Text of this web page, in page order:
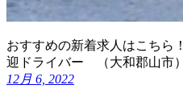
おすすめの新着求人はこち
迎ドライバー （大和郡山市
12月 6, 2022